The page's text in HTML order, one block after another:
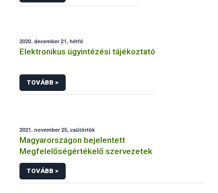
2020. december 21, hétfő
Elektronikus ügyintézési tájékoztató
TOVÁBB >
2021. november 25, csütörtök
Magyarországon bejelentett
Megfelelőségértékelő szervezetek
TOVÁBB >